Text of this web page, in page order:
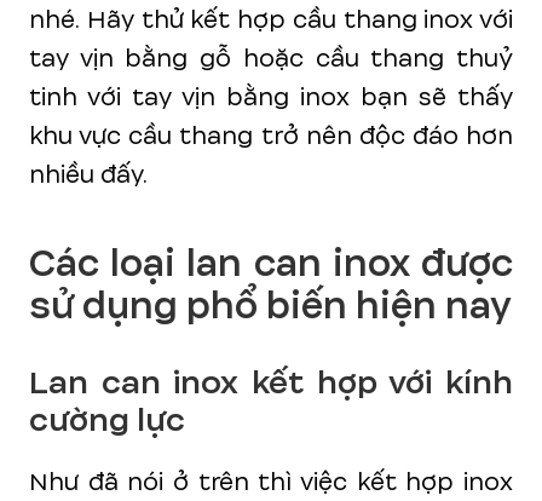
nhé. Hãy thử kết hợp cầu thang inox với
tay vịn bằng gỗ hoặc cầu thang thuỷ
tinh với tay vịn bằng inox bạn sẽ thấy
khu vực cầu thang trở nên độc đáo hơn
nhiều đấy.
Các loại lan can inox được
sử dụng phổ biến hiện nay
Lan can inox kết hợp với kính
cường lực
Như đã nói ở trên thì việc kết hợp inox